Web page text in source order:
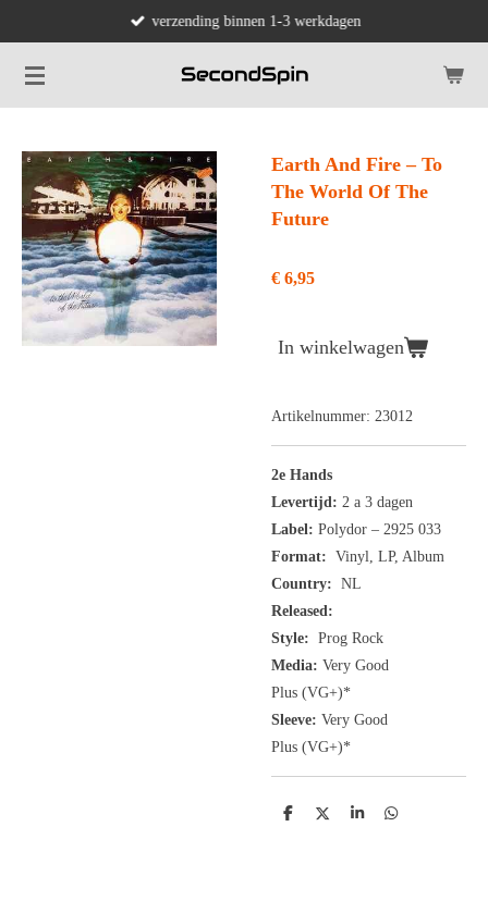
naar
de
verzending binnen 1-3 werkdagen
Earth And Fire ‎– To
The World Of The
Future
€ 6,95
In winkelwagen
Artikelnummer: 23012
2e Hands
Levertijd: 2 a 3 dagen
Label: Polydor ‎– 2925 033
Format: Vinyl, LP, Album
Country: NL
Released:
Style: Prog Rock
Media: Very Good
Plus (VG+)*
Sleeve: Very Good
Plus (VG+)*
D
D
S
D